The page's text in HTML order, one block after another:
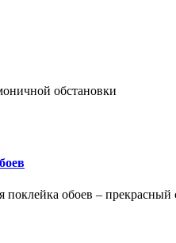
обстановки
обоев –